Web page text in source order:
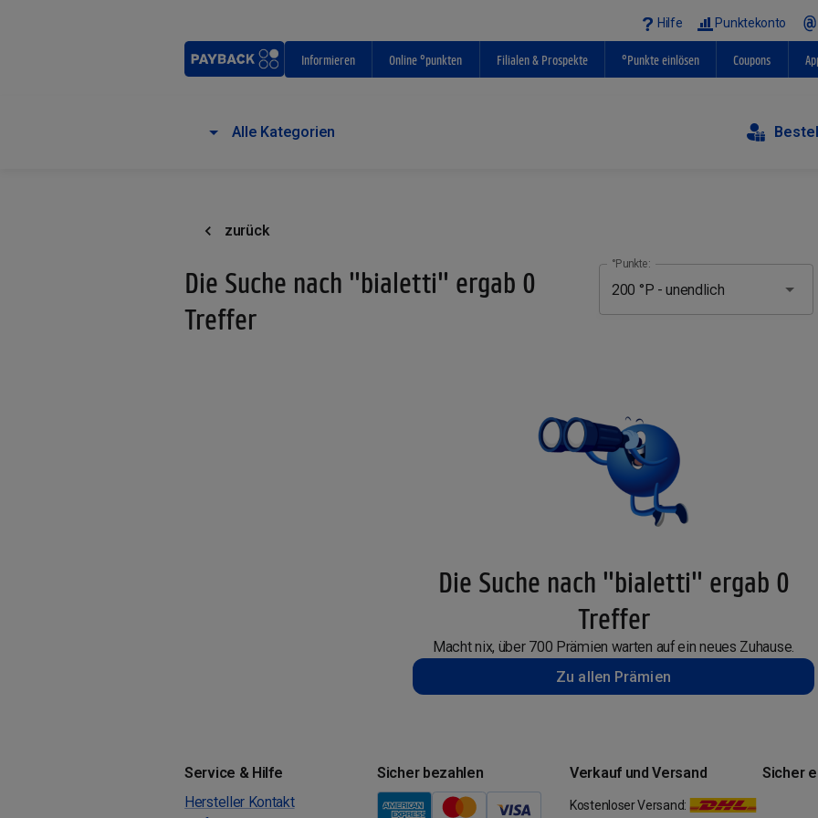
Hilfe Punktekonto
Informieren Online °punkten Filialen & Prospekte °Punkte einlösen Coupons
Alle Kategorien
zurück
Die Suche nach "bialetti" ergab 0
Treffer
°Punkte:
Die Suche nach "bialetti" ergab 0
Treffer
Macht nix, über 700 Prämien warten auf ein neues Zuhause.
Zu allen Prämien
Service & Hilfe
Hersteller Kontakt
Sicher bezahlen Verkauf und Versand
Kostenloser Versand:
Sicher